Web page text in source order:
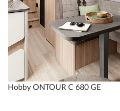
Hobby ONTOUR C 680 GE